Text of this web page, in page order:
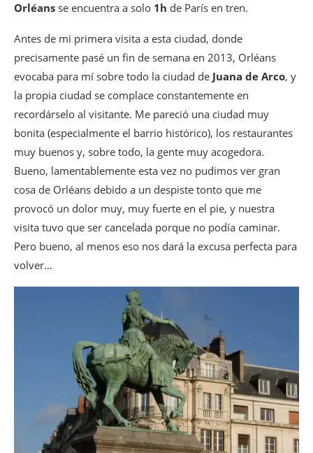
Orléans se encuentra a solo 1h de París en tren.
Antes de mi primera visita a esta ciudad, donde
precisamente pasé un fin de semana en 2013, Orléans
evocaba para mí sobre todo la ciudad de Juana de Arco, y
la propia ciudad se complace constantemente en
recordárselo al visitante. Me pareció una ciudad muy
bonita (especialmente el barrio histórico), los restaurantes
muy buenos y, sobre todo, la gente muy acogedora.
Bueno, lamentablemente esta vez no pudimos ver gran
cosa de Orléans debido a un despiste tonto que me
provocó un dolor muy, muy fuerte en el pie, y nuestra
visita tuvo que ser cancelada porque no podía caminar.
Pero bueno, al menos eso nos dará la excusa perfecta para
volver…